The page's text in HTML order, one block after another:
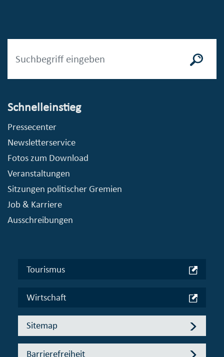
Schnelleinstieg
Pressecenter
Newsletterservice
Fotos zum Download
Veranstaltungen
Sitzungen politischer Gremien
Job & Karriere
Ausschreibungen
Tourismus
Wirtschaft
Sitemap
Barrierefreiheit